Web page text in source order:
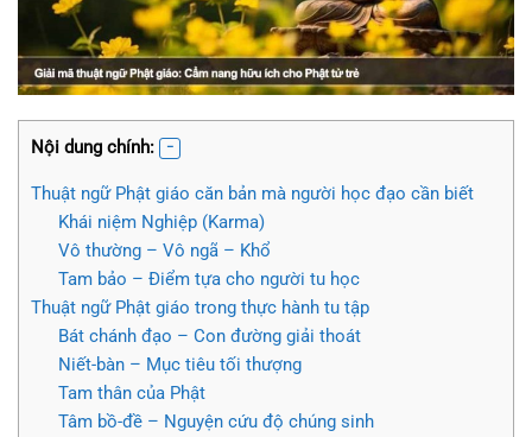
Nội dung chính:
Thuật ngữ Phật giáo căn bản mà người học đạo cần biết
Khái niệm Nghiệp (Karma)
Vô thường – Vô ngã – Khổ
Tam bảo – Điểm tựa cho người tu học
Thuật ngữ Phật giáo trong thực hành tu tập
Bát chánh đạo – Con đường giải thoát
Niết-bàn – Mục tiêu tối thượng
Tam thân của Phật
Tâm bồ-đề – Nguyện cứu độ chúng sinh